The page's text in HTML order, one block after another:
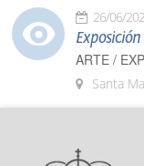
26/06/
ARTE /
Santa